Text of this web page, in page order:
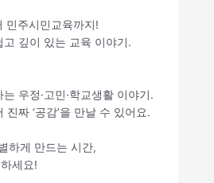
민주시민교육까지!
깊이 있는 교육 이야기.
우정·고민·학교생활 이야기.
짜 ‘공감’을 만날 수 있어요.
하게 만드는 시간,
세요!